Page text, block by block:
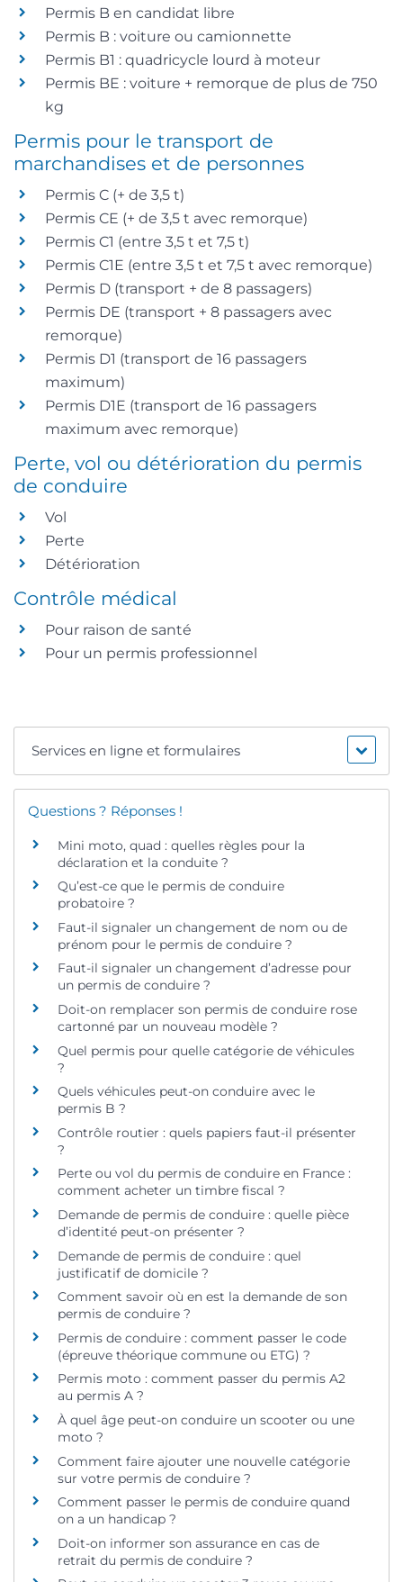
Permis B en candidat libre
Permis B : voiture ou camionnette
Permis B1 : quadricycle lourd à moteur
Permis BE : voiture + remorque de plus de 750
kg
Permis pour le transport de
marchandises et de personnes
Permis C (+ de 3,5 t)
Permis CE (+ de 3,5 t avec remorque)
Permis C1 (entre 3,5 t et 7,5 t)
Permis C1E (entre 3,5 t et 7,5 t avec remorque)
Permis D (transport + de 8 passagers)
Permis DE (transport + 8 passagers avec
remorque)
Permis D1 (transport de 16 passagers
maximum)
Permis D1E (transport de 16 passagers
maximum avec remorque)
Perte, vol ou détérioration du permis
de conduire
Vol
Perte
Détérioration
Contrôle médical
Pour raison de santé
Pour un permis professionnel
Services en ligne et formulaires
Questions ? Réponses !
Mini moto, quad : quelles règles pour la
déclaration et la conduite ?
Qu’est-ce que le permis de conduire
probatoire ?
Faut-il signaler un changement de nom ou de
prénom pour le permis de conduire ?
Faut-il signaler un changement d’adresse pour
un permis de conduire ?
Doit-on remplacer son permis de conduire rose
cartonné par un nouveau modèle ?
Quel permis pour quelle catégorie de véhicules
?
Quels véhicules peut-on conduire avec le
permis B ?
Contrôle routier : quels papiers faut-il présenter
?
Perte ou vol du permis de conduire en France :
comment acheter un timbre fiscal ?
Demande de permis de conduire : quelle pièce
d’identité peut-on présenter ?
Demande de permis de conduire : quel
justificatif de domicile ?
Comment savoir où en est la demande de son
permis de conduire ?
Permis de conduire : comment passer le code
(épreuve théorique commune ou ETG) ?
Permis moto : comment passer du permis A2
au permis A ?
À quel âge peut-on conduire un scooter ou une
moto ?
Comment faire ajouter une nouvelle catégorie
sur votre permis de conduire ?
Comment passer le permis de conduire quand
on a un handicap ?
Doit-on informer son assurance en cas de
retrait du permis de conduire ?